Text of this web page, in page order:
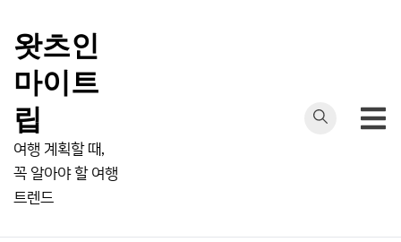
content
왓츠인
마이트
립
여행 계획할 때,
꼭 알아야 할 여행
트렌드